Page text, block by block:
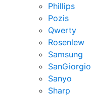
Phillips
Pozis
Qwerty
Rosenlew
Samsung
SanGiorgio
Sanyo
Sharp